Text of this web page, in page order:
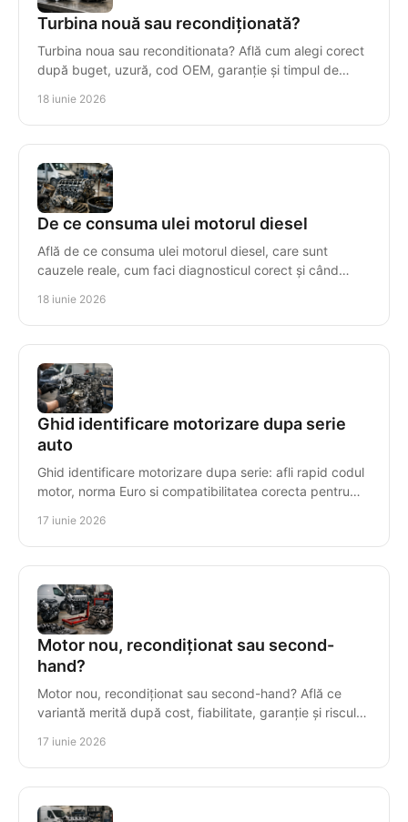
Turbina nouă sau recondiționată?
Turbina noua sau reconditionata? Află cum alegi corect
după buget, uzură, cod OEM, garanție și timpul de
18 iunie 2026
De ce consuma ulei motorul diesel
Află de ce consuma ulei motorul diesel, care sunt
cauzele reale, cum faci diagnosticul corect și când
18 iunie 2026
Ghid identificare motorizare dupa serie
auto
Ghid identificare motorizare dupa serie: afli rapid codul
motor, norma Euro si compatibilitatea corecta pentru
17 iunie 2026
Motor nou, recondiționat sau second-
hand?
Motor nou, recondiționat sau second-hand? Află ce
variantă merită după cost, fiabilitate, garanție și riscul
17 iunie 2026